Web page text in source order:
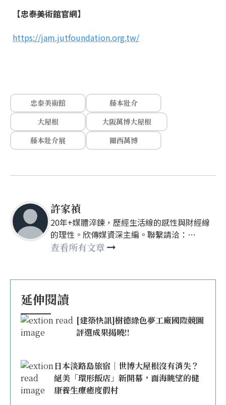
【忠泰美術館官網】
https://jam.jutfoundation.org.tw/
忠泰美術館
藤本壯介
大屋根
大阪萬博大屋根
藤本壯介展
關西萬博
許家禎
20年+媒體淬鍊，歷經生活線的感性與財經線
的理性。欣傳媒資深主編。聯繫請洽：
nellyhsu@xinmedia.com
查看所有文章
延伸閱讀
[建築快訊]樹德綠色夢工廠國際競圖
評選成果揭曉!!
日本淡路島旅宿｜世博大屋根沒有消失？
絕美「環形飯店」新開幕，面海眺望的健
康養生療癒度假村